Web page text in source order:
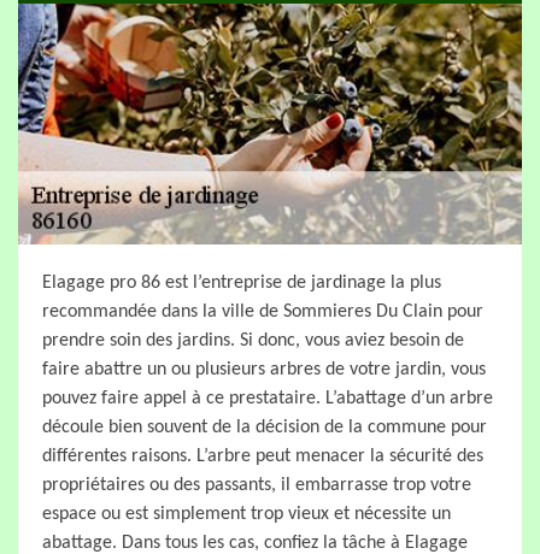
Elagage pro 86 est l’entreprise de jardinage la plus
recommandée dans la ville de Sommieres Du Clain pour
prendre soin des jardins. Si donc, vous aviez besoin de
faire abattre un ou plusieurs arbres de votre jardin, vous
pouvez faire appel à ce prestataire. L’abattage d’un arbre
découle bien souvent de la décision de la commune pour
différentes raisons. L’arbre peut menacer la sécurité des
propriétaires ou des passants, il embarrasse trop votre
espace ou est simplement trop vieux et nécessite un
abattage. Dans tous les cas, confiez la tâche à Elagage